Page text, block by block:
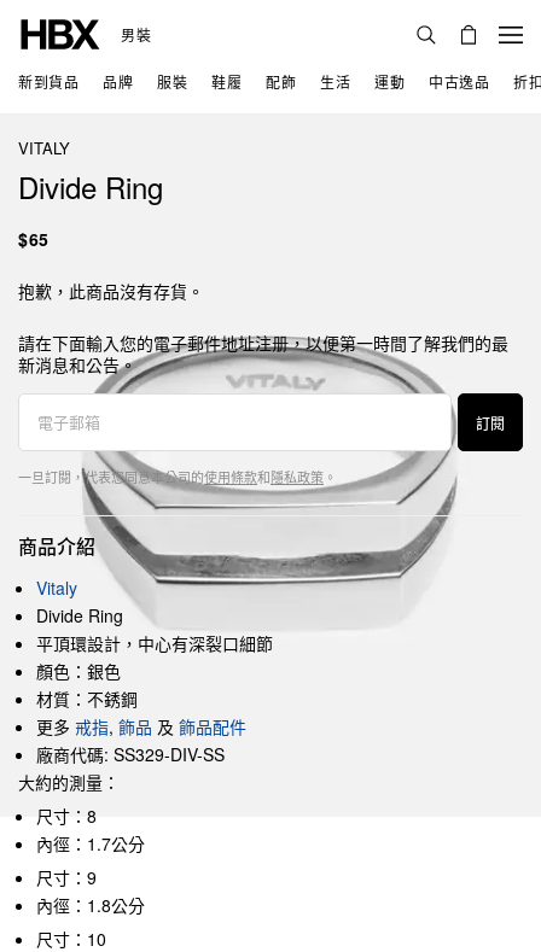
男裝
新到貨品 品牌 服裝 鞋履 配飾 生活 運動 中古逸品 折
VITALY
Divide Ring
$65
抱歉，此商品沒有存貨。
請在下面輸入您的電子郵件地址注册，以便第一時間了解我們的最
新消息和公告。
訂閱
一旦訂閱，代表您同意本公司的使用條款和隱私政策 。
商品介紹
Vitaly
Divide Ring
平頂環設計，中心有深裂口細節
顏色：銀色
材質：不銹鋼
更多 戒指, 飾品 及 飾品配件
廠商代碼: SS329-DIV-SS
大約的測量：
尺寸：8
內徑：1.7公分
尺寸：9
內徑：1.8公分
尺寸：10